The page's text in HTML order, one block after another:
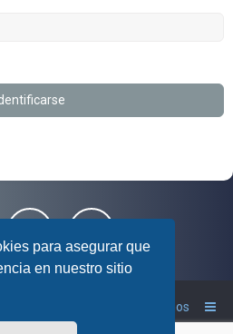
para asegurar que
en nuestro sitio
Contáctanos